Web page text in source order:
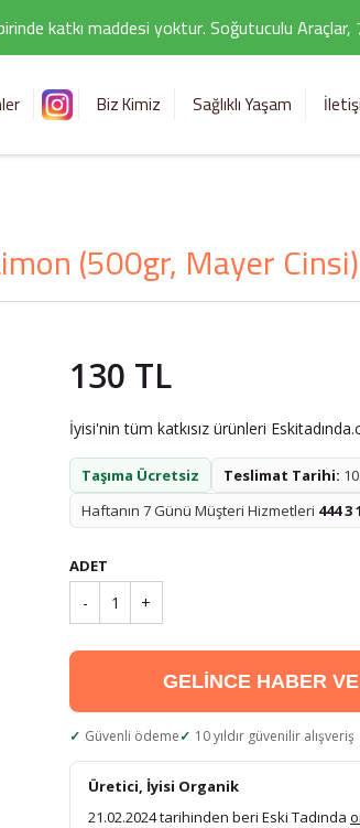
katkı maddesi yoktur. Soğutuculu
Biz Kimiz Sağlıklı Yaşam
(500gr, Mayer Cinsi)
130 TL
İyisi'nin tüm katkısız ürünleri
Taşıma Ücretsiz Teslimat Tarihi:
Haftanın 7 Günü Müşteri Hizmetleri 444 3
ADET
- 1 +
GELİNCE HABER
Güvenli ödeme 10 yıldır güvenilir alışveriş
Üretici, İyisi Organik
21.02.2024 tarihinden beri Eski Tadında